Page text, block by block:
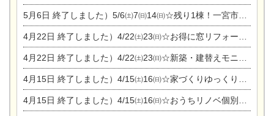
5月6日 終了しました）5/6㈯7㈰14㈰☆残り1棟！一宮市限定モニター募集相談会(新築・建替え)
4月22日 終了しました）4/22㈯23㈰☆お得に窓リフォーム個別相談会
4月22日 終了しました）4/22㈯23㈰☆新築・建替えモニター募集個別相談会
4月15日 終了しました）4/15㈯16㈰☆家づくりゆっくりじっくり個別相談会
4月15日 終了しました）4/15㈯16㈰☆おうちリノベ個別相談会